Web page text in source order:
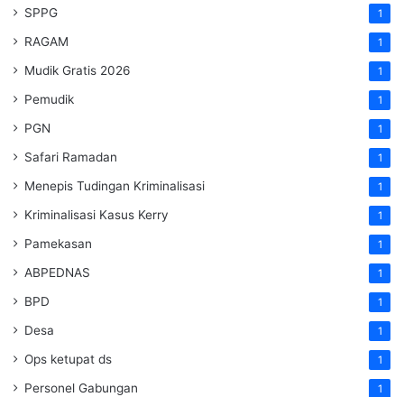
SPPG 1
RAGAM 1
Mudik Gratis 2026 1
Pemudik 1
PGN 1
Safari Ramadan 1
Menepis Tudingan Kriminalisasi 1
Kriminalisasi Kasus Kerry 1
Pamekasan 1
ABPEDNAS 1
BPD 1
Desa 1
Ops ketupat ds 1
Personel Gabungan 1